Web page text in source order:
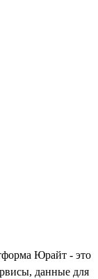
Юрайт - это
данные для